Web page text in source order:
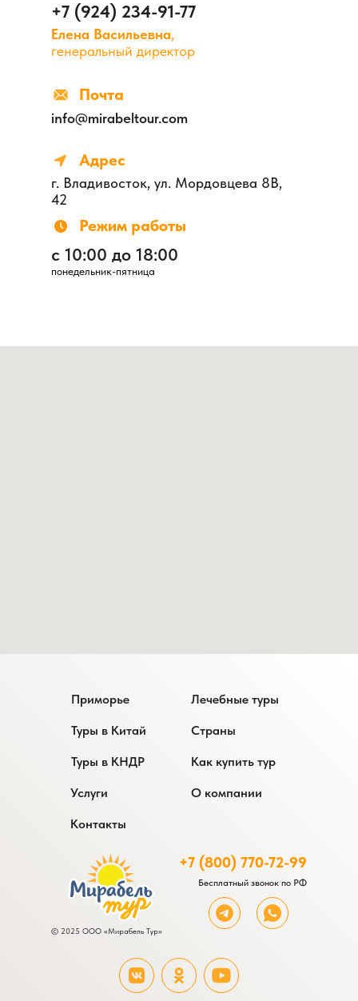
Почта
Адрес
Режим работы
+7 (924) 234-91-77
info@mirabeltour.com
г. Владивосток, ул. Мордовцева 8В,
42
Елена Васильевна,
генеральный директор
с 10:00 до 18:00
понедельник-пятница
Приморье
Страны
О компании
+7 (800) 770-72-99
Контакты
Услуги
Как купить тур
Туры в Китай
Туры в КНДР
Лечебные туры
© 2025 ООО «Мирабель Тур»
Бесплатный звонок по РФ